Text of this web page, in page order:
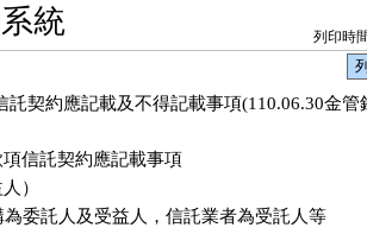
統 列印時
契約應記載及不得記載事項(110.06.30金管
信託契約應記載事項
）
為委託人及受益人，信託業者為受託人等